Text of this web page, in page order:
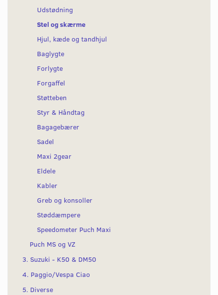
Udstødning
Stel og skærme
Hjul, kæde og tandhjul
Baglygte
Forlygte
Forgaffel
Støtteben
Styr & Håndtag
Bagagebærer
Sadel
Maxi 2gear
Eldele
Kabler
Greb og konsoller
Støddæmpere
Speedometer Puch Maxi
Puch MS og VZ
3. Suzuki - K50 & DM50
4. Paggio/Vespa Ciao
5. Diverse